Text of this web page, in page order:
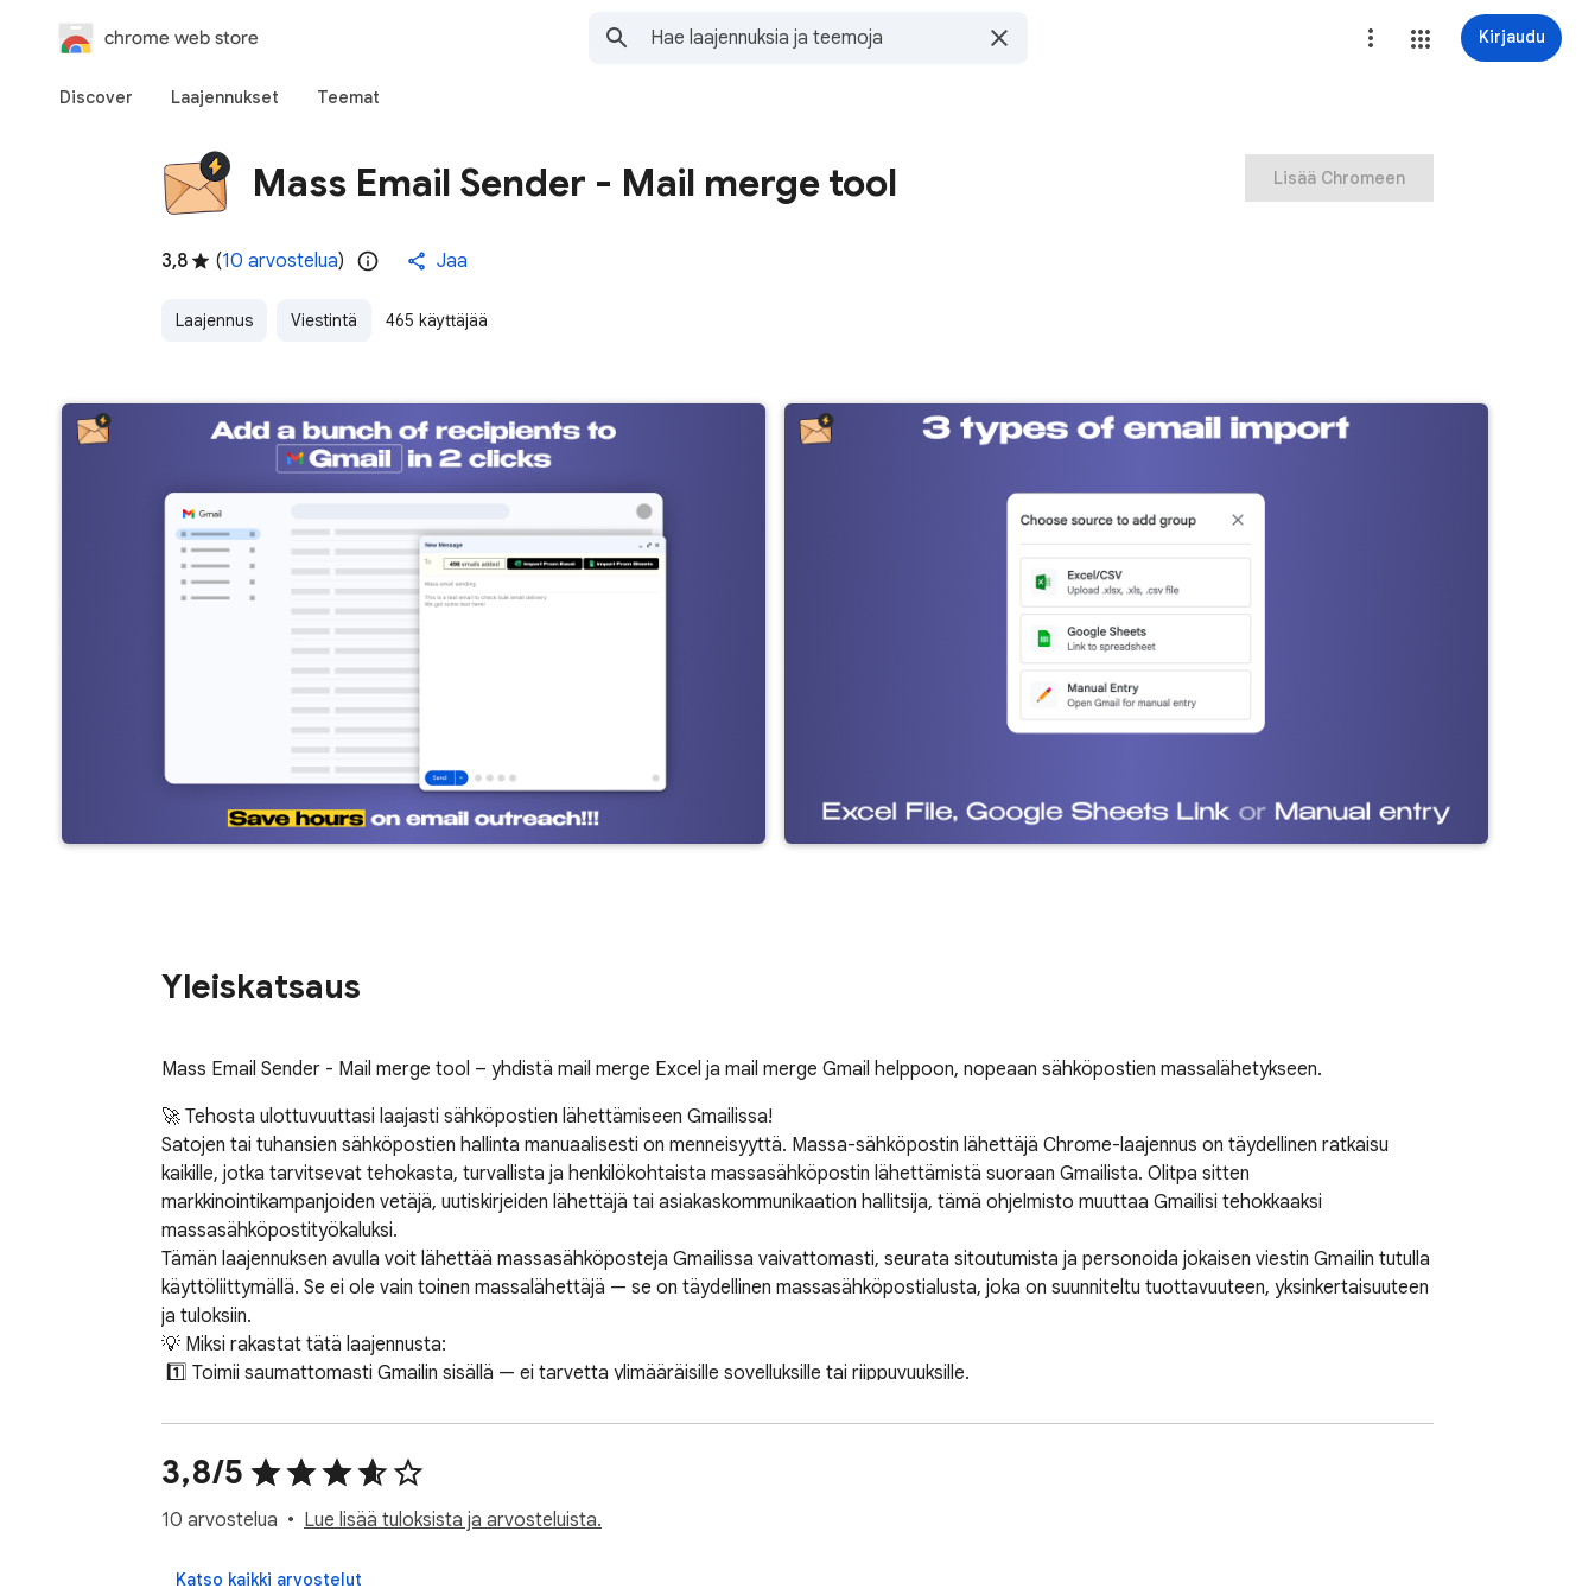
chrome web store Kirjaudu
Discover Laajennukset Teemat
Mass Email Sender - Mail merge tool
3,8 (10 arvostelua) Jaa
Laajennus Viestintä 465 käyttäjää
Lisää Chromeen
Yleiskatsaus
Mass Email Sender - Mail merge tool – yhdistä mail merge Excel ja mail merge Gmail helppoon, nopeaan sähköpostien massalähetykseen.
🚀 Tehosta ulottuvuuttasi laajasti sähköpostien lähettämiseen Gmailissa!
Satojen tai tuhansien sähköpostien hallinta manuaalisesti on menneisyyttä. Massa-sähköpostin lähettäjä Chrome-laajennus on täydellinen ratkaisu
kaikille, jotka tarvitsevat tehokasta, turvallista ja henkilökohtaista massasähköpostin lähettämistä suoraan Gmailista. Olitpa sitten
markkinointikampanjoiden vetäjä, uutiskirjeiden lähettäjä tai asiakaskommunikaation hallitsija, tämä ohjelmisto muuttaa Gmailisi tehokkaaksi
massasähköpostityökaluksi.
Tämän laajennuksen avulla voit lähettää massasähköposteja Gmailissa vaivattomasti, seurata sitoutumista ja personoida jokaisen viestin Gmailin tutulla
käyttöliittymällä. Se ei ole vain toinen massalähettäjä — se on täydellinen massasähköpostialusta, joka on suunniteltu tuottavuuteen, yksinkertaisuuteen
ja tuloksiin.
💡 Miksi rakastat tätä laajennusta:
3️⃣ Tarjoaa korkean toimitusasteen ja roskapostisuojan.
4️⃣ Integroi Googleen ja Gmailiin antaen sinulle sähköpostin yhdistämismahdollisuuden sujuvaa markkinointikampanjaa varten.
5️⃣ Tarjoaa käyttäjäystävällisen hallintapaneelin analytiikkaa ja seurantaa varten.
📩 Yksinkertainen ja tehokas massalähetys
suoraan postilaatikostasi. Lataa vain yhteystietoluettelosi Sheetsistä tai Excelistä, kirjoita viestisi ja aloita sähköpostin lähettäminen minuuteissa.
3,8/5
10 arvostelua Lue lisää tuloksista ja arvosteluista.
Katso kaikki arvostelut